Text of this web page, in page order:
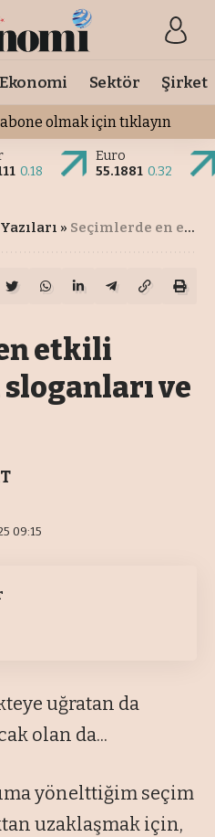
Ekonomi Sektör Şirket
olmak için tıklayın
0.18
Euro
55.1881 0.32
» Seçimlerde en etkili propaganda sloganları ve soğan…
etkili
ve
09:15
uğratan da
olan da...
yönelttiğim seçim
uzaklaşmak için,